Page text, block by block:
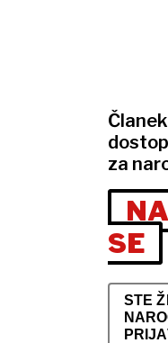
za
SE
STE